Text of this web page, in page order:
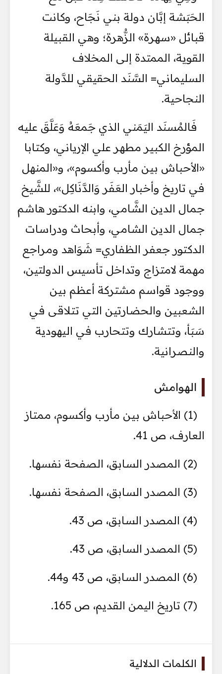
الحَبَشة إبَّان دولة بني نَجَاح، وكانت
قبائل «سهرة» الزُّهرة؛ وهي القبيلة
القوية، الممتدة إلى المخلاف
السليماني= السَّنَد الحقيقي للدَّولة
النجاحية.
فَالمُسنَد اليَمَني الذي جَمعَهُ وَعَلَّقَ عليه
المؤرخ الكبير مطهر علي الإرياني، وكتابا
«الأحباش بين مأرب وأكسوم»، و«المنهل
في تاريخ وأخبار العَفَر وَالدَّنَاكِل»، للشَّيخ
جمال الدين الشَّامي، وابنه الدكتور هاشم
جمال الدين الشامي، وأبحاث ودراسات
الدكتور جعفر الظفاري= شَوَاهد ومراجع
مهمة لامتزاج وتداخل تأسيس الدولتين،
ووجود قواسم مشتركة أعظم بين
الشعبين والحضارتين التي تتلاقى في
سَبَأ، وتتشارك وتتحارب في اليهودية
والنصرانية.
الهوامش
(1) الأحباش بين مأرب وأكسوم، ممتاز
العارف، ص 41.
(2) المصدر السابق، الصفحة نفسها.
(3) المصدر السابق، الصفحة نفسها.
(4) المصدر السابق، ص 43.
(5) المصدر السابق، ص 43.
(6) المصدر السابق، ص 43 و44.
(7) تاريخ اليمن القديم، ص 165.
الكلمات الدلالية